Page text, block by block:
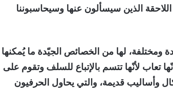
اللاحقة الذين سيسألون عنها وسيحاسبوننا
ومختلفة، لها من الخصائص الجيّدة ما يُمكنها
تعاب لأنّها تتسم بالإتباع للسلف وتقوم على
وأساليب قديمة، والتي يحاول الحرفيون